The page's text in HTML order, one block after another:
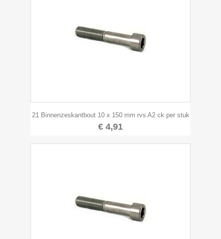
21 Binnenzeskantbout 10 x 150 mm rvs A2 ck per stuk
€ 4,91